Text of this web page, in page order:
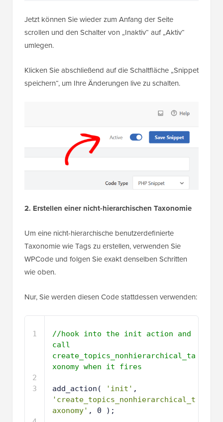
Jetzt können Sie wieder zum Anfang der Seite
scrollen und den Schalter von „Inaktiv“ auf „Aktiv“
umlegen.
Klicken Sie abschließend auf die Schaltfläche „Snippet
speichern“, um Ihre Änderungen live zu schalten.
2. Erstellen einer nicht-hierarchischen Taxonomie
Um eine nicht-hierarchische benutzerdefinierte
Taxonomie wie Tags zu erstellen, verwenden Sie
WPCode und folgen Sie exakt denselben Schritten
wie oben.
Nur, Sie werden diesen Code stattdessen verwenden:
1
2
3
//hook into the init action and
call
create_topics_nonhierarchical_ta
xonomy when it fires
add_action( 'init'
'create_topics_nonhierarchical_t
axonomy' , 0 );